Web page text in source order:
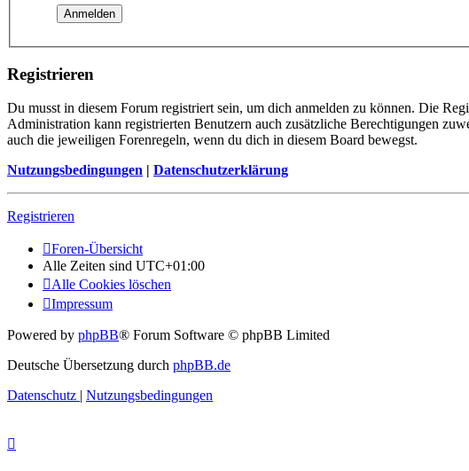
Registrieren
Du musst in diesem Forum registriert sein, um dich anmelden zu können. Die
Administration kann registrierten Benutzern auch zusätzliche Berechtigungen
auch die jeweiligen Forenregeln, wenn du dich in diesem Board bewegst.
Nutzungsbedingungen | Datenschutzerklärung
Registrieren
Foren-Übersicht
Alle Zeiten sind UTC+01:00
Alle Cookies löschen
Impressum
Powered by phpBB® Forum Software © phpBB Limited
Deutsche Übersetzung durch phpBB.de
Datenschutz | Nutzungsbedingungen